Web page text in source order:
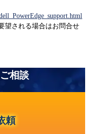
望される場合はお問合せ
相談
頼